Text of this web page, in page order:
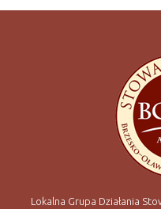
Lokalna Grupa Działania